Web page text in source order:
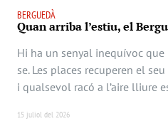
BERGUEDÀ
Quan arriba l’estiu, el
Hi ha un senyal inequívoc que
se. Les places recuperen el
i qualsevol racó a l’aire lliure
15 juliol del 2026